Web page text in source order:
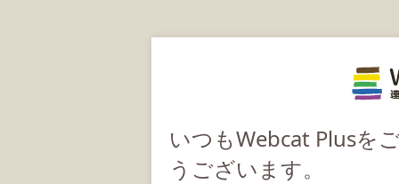
いつもWebcat Plusを
うございます。